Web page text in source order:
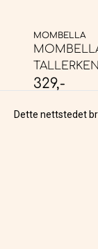
MOMBELLA
329,-
Dette nettstedet